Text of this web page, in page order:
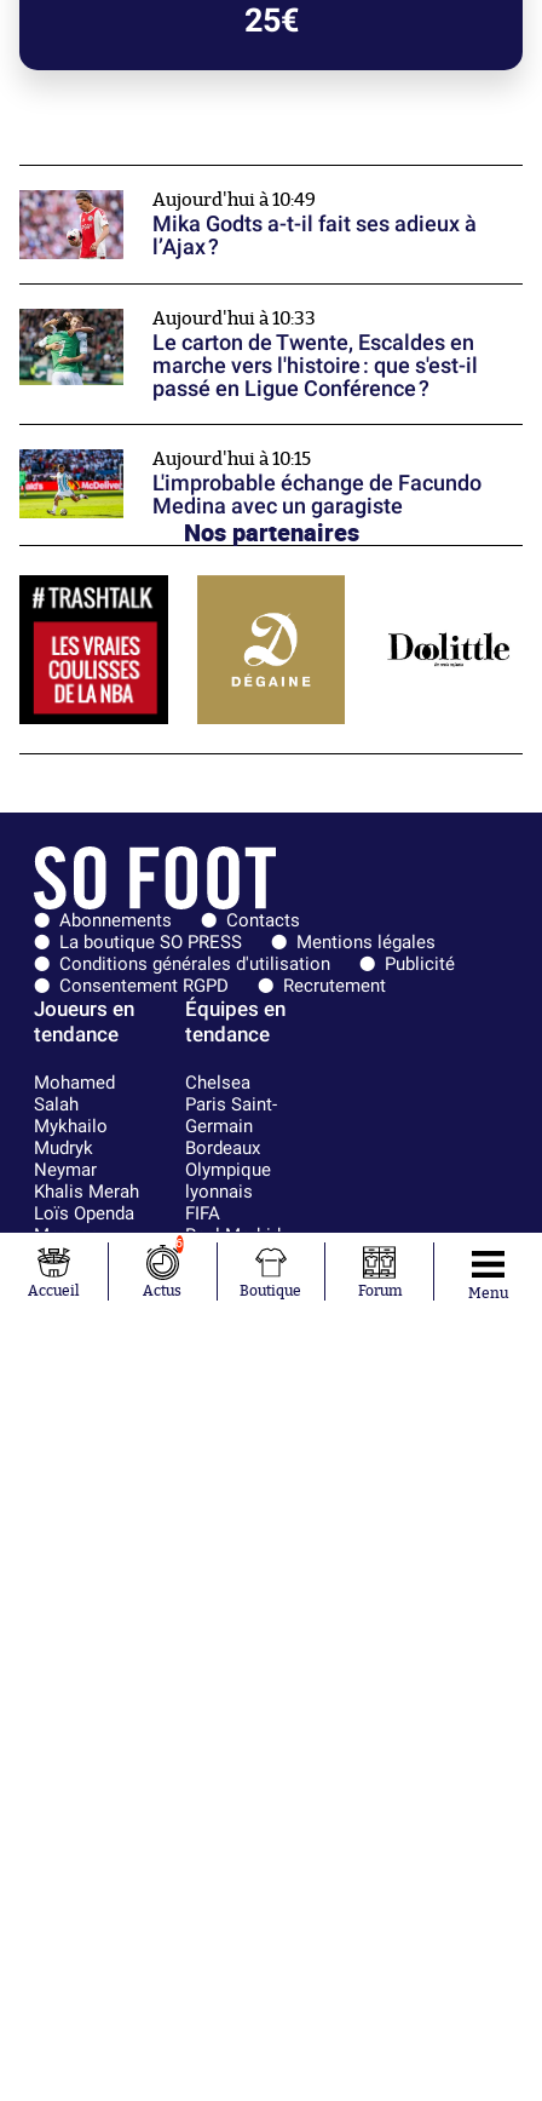
25€
Aujourd'hui à 10:49
Mika Godts a-t-il fait ses adieux à
l’Ajax ?
Aujourd'hui à 10:33
Le carton de Twente, Escaldes en
marche vers l'histoire : que s'est-il
passé en Ligue Conférence ?
Aujourd'hui à 10:15
L'improbable échange de Facundo
Medina avec un garagiste
Nos partenaires
Abonnements
Contacts
La boutique SO PRESS
Mentions légales
Conditions générales d'utilisation
Publicité
Consentement RGPD
Recrutement
Joueurs en
tendance
Mohamed
Salah
Mykhailo
Mudryk
Neymar
Khalis Merah
Loïs Openda
Moussa
Niakhaté
Nicolás
Tagliafico
Équipes en
tendance
Chelsea
Paris Saint-
Germain
Bordeaux
Olympique
lyonnais
FIFA
Real Madrid
RC Strasbourg
France
Accueil
6
Actus Boutique Forum Menu